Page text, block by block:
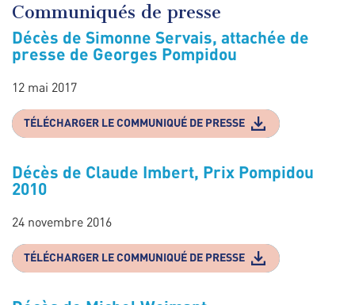
Communiqués de presse
Décès de Simonne Servais, attachée de
presse de Georges Pompidou
12 mai 2017
TÉLÉCHARGER LE COMMUNIQUÉ DE PRESSE
Décès de Claude Imbert, Prix Pompidou
2010
24 novembre 2016
TÉLÉCHARGER LE COMMUNIQUÉ DE PRESSE